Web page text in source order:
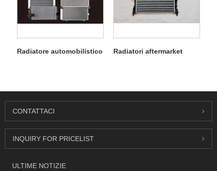
Radiatore automobilistico Radiatori aftermarket
CONTATTACI
INQUIRY FOR PRICELIST
ULTIME NOTIZIE